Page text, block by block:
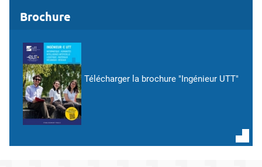
Brochure
Télécharger la brochure "Ingénieur UTT"